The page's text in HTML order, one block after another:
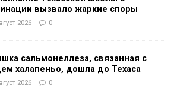
вызвало жаркие споры
2026 0
сальмонеллеза, связанная с
халапеньо, дошла до Техаса
2026 0